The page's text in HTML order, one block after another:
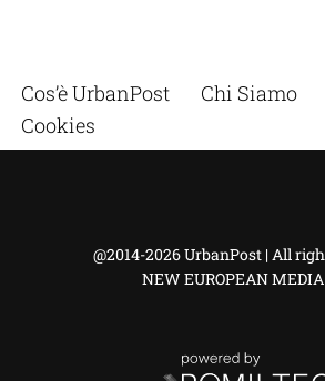
Cos’è UrbanPost Chi Siamo
Cookies
@2014-2026 UrbanPost | All
NEW EUROPEAN